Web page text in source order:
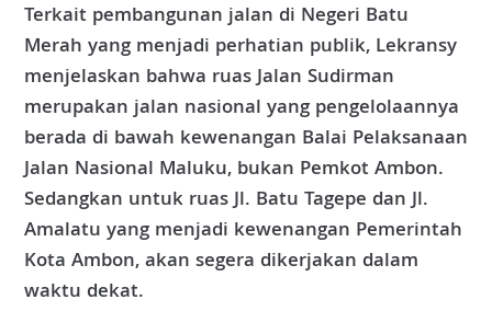
Terkait pembangunan jalan di Negeri Batu
Merah yang menjadi perhatian publik, Lekransy
menjelaskan bahwa ruas Jalan Sudirman
merupakan jalan nasional yang pengelolaannya
berada di bawah kewenangan Balai Pelaksanaan
Jalan Nasional Maluku, bukan Pemkot Ambon.
Sedangkan untuk ruas Jl. Batu Tagepe dan Jl.
Amalatu yang menjadi kewenangan Pemerintah
Kota Ambon, akan segera dikerjakan dalam
waktu dekat.